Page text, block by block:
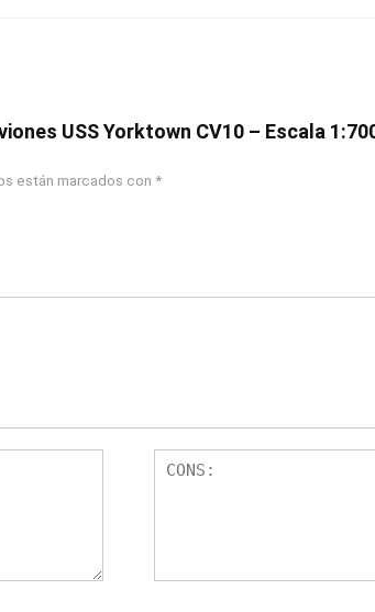
USS Yorktown CV10 – Escala
están marcados con *